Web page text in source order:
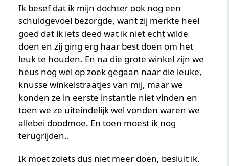
Ik besef dat ik mijn dochter ook nog een
schuldgevoel bezorgde, want zij merkte heel
goed dat ik iets deed wat ik niet echt wilde
doen en zij ging erg haar best doen om het
leuk te houden. En na die grote winkel zijn we
heus nog wel op zoek gegaan naar die leuke,
knusse winkelstraatjes van mij, maar we
konden ze in eerste instantie niet vinden en
toen we ze uiteindelijk wel vonden waren we
allebei doodmoe. En toen moest ik nog
terugrijden..
Ik moet zoiets dus niet meer doen, besluit ik.